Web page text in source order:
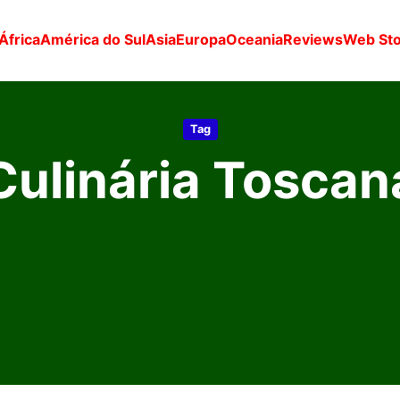
América do SulAsiaEuropaOceaniaReviewsWeb
Tag